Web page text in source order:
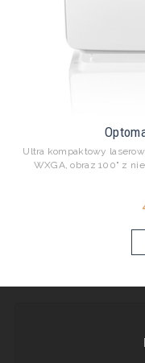
Ultra kompaktowy
WXGA, obraz 100" z